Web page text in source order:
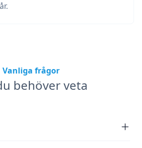
Vanliga frågor
behöver veta